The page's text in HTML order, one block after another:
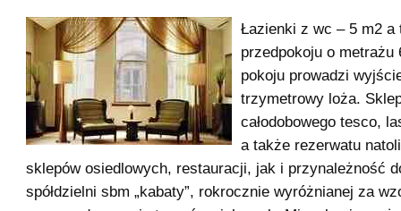
Łazienki z wc – 5 m2 a
przedpokoju o metrażu
pokoju prowadzi
trzymetrowy loża.
całodobowego tesco,
a także rezerwatu
sklepów osiedlowych, restauracji, jak i przynależność
spółdzielni sbm „kabaty”, rokrocznie wyróżnianej za